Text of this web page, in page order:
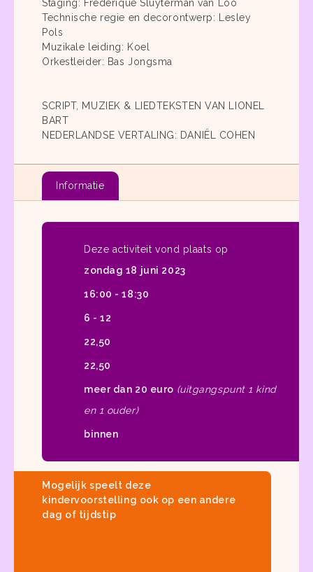
Staging: Frédérique Sluyterman van Loo
Technische regie en decorontwerp: Lesley
Pols
Muzikale leiding: Koel
Orkestleider: Bas Jongsma
SCRIPT, MUZIEK & LIEDTEKSTEN VAN LIONEL
BART
NEDERLANDSE VERTALING: DANIËL COHEN
Informatie
Deze activiteit vond plaats op
zondag 18 juni 2023
16:00 - 18:30
6 - 12
22,50
22,50
meer dan 20 euro (uitgangspunt 1 kind
en 1 ouder)
binnen
Mogelijk speelt deze
kindervoorstelling ook op een andere
dag of tijdstip